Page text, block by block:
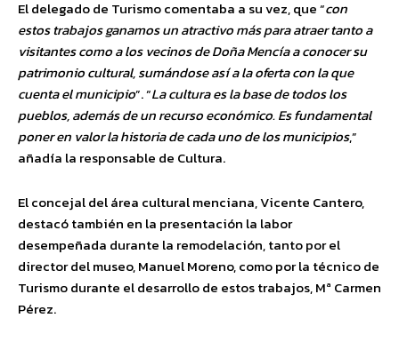
El delegado de Turismo comentaba a su vez, que “con
estos trabajos ganamos un atractivo más para atraer tanto a
visitantes como a los vecinos de Doña Mencía a conocer su
patrimonio cultural, sumándose así a la oferta con la que
cuenta el municipio”. “La cultura es la base de todos los
pueblos, además de un recurso económico. Es fundamental
poner en valor la historia de cada uno de los municipios,”
añadía la responsable de Cultura.
El concejal del área cultural menciana, Vicente Cantero,
destacó también en la presentación la labor
desempeñada durante la remodelación, tanto por el
director del museo, Manuel Moreno, como por la técnico de
Turismo durante el desarrollo de estos trabajos, Mª Carmen
Pérez.